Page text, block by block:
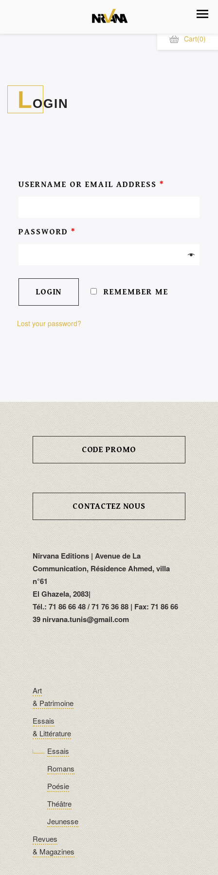
Cart(0)
LOGIN
USERNAME OR EMAIL ADDRESS *
PASSWORD *
REMEMBER ME
Lost your password?
CODE PROMO
CONTACTEZ NOUS
Nirvana Editions | Avenue de La
Communication, Résidence Ahmed, villa
n°61
El Ghazela, 2083|
Tél.: 71 86 66 48 / 71 76 36 88 | Fax: 71 86 66
39 nirvana.tunis@gmail.com
Art
& Patrimoine
Essais
& Littérature
Essais
Romans
Poésie
Théâtre
Jeunesse
Revues
& Magazines